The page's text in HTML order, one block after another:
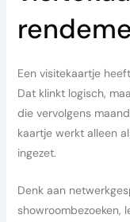
Een visitekaartje
Dat klinkt logisch,
die vervolgens
kaartje werkt alleen
ingezet.
Denk aan
showroombezoeken,